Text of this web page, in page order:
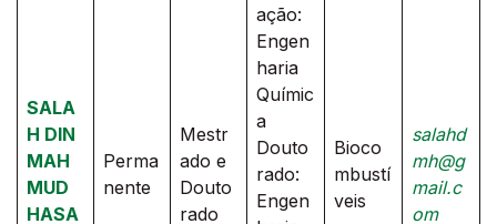
SALA
H DIN
MAH
MUD
HASA
Perma
nente
Mestr
ado e
Douto
rado
ação:
Engen
haria
Químic
a
Douto
rado:
Engen
Bioco
mbustí
veis
salahd
mh@g
mail.c
om